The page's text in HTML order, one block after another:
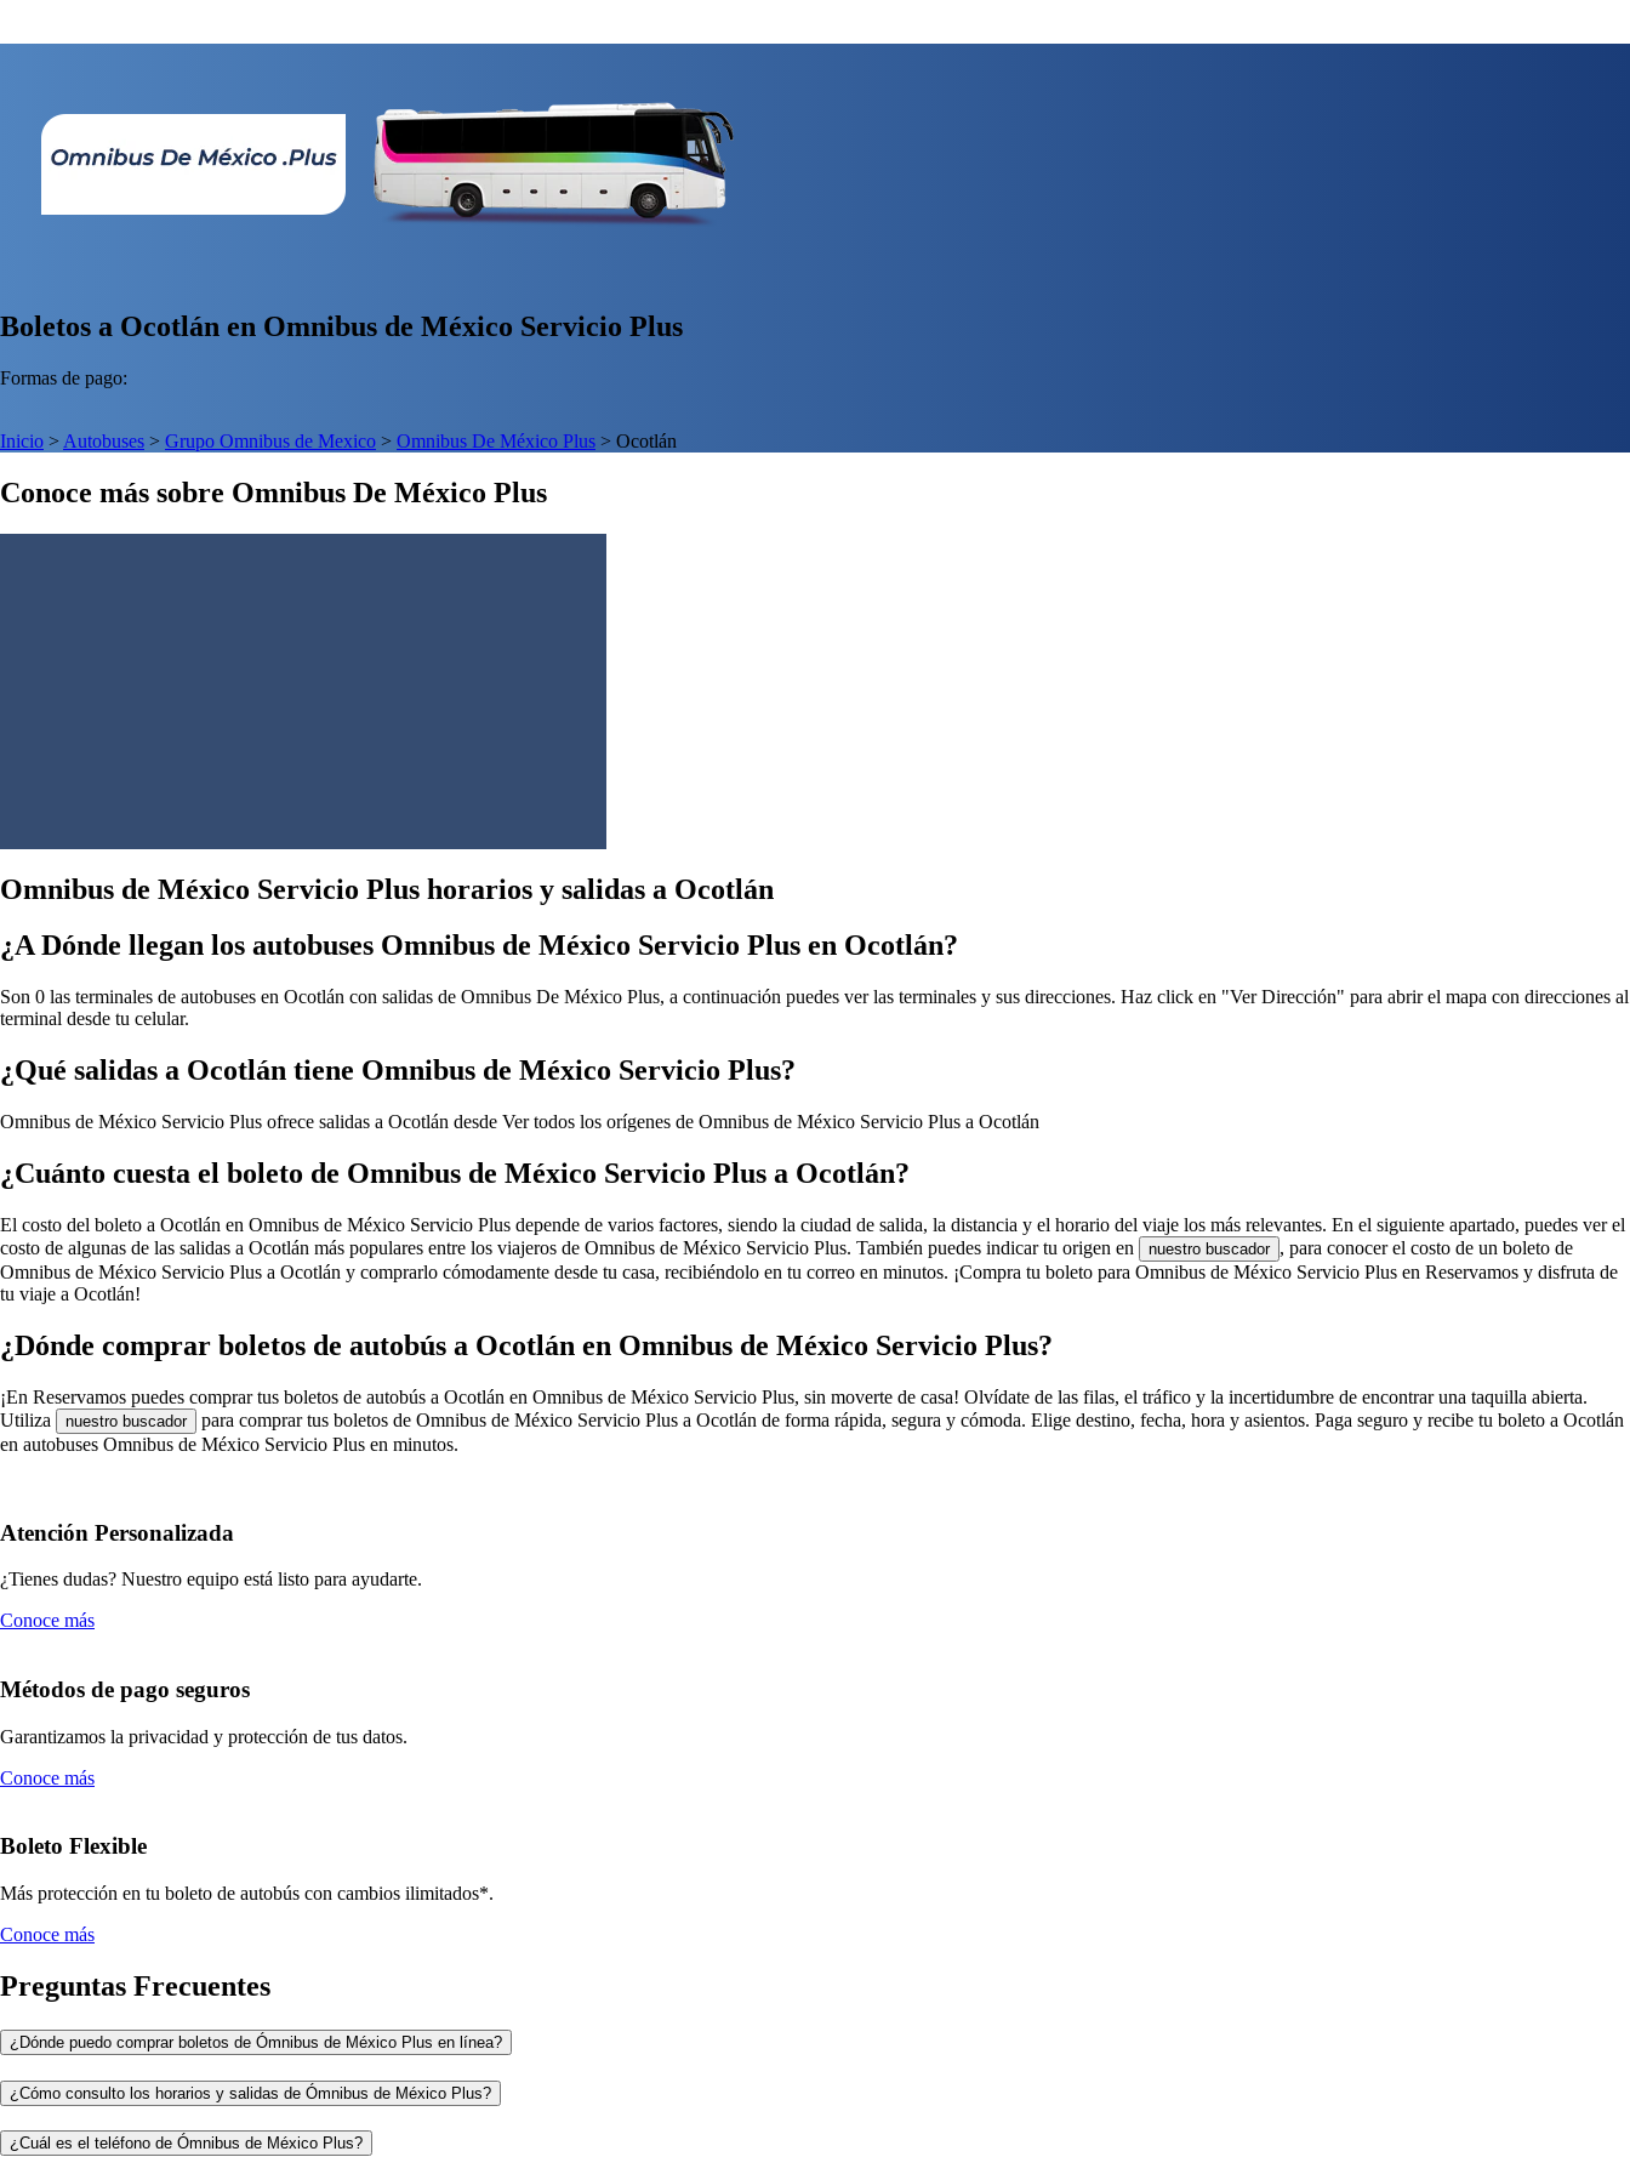
Boletos a Ocotlán en Omnibus de México Servicio Plus
Formas de pago:
Inicio > Autobuses > Grupo Omnibus de Mexico > Omnibus De México Plus > Ocotlán
Conoce más sobre Omnibus De México Plus
Omnibus de México Servicio Plus horarios y salidas a Ocotlán
¿A Dónde llegan los autobuses Omnibus de México Servicio Plus en Ocotlán?
Son 0 las terminales de autobuses en Ocotlán con salidas de Omnibus De México Plus, a continuación puedes ver las terminales y sus direcciones. Haz click en "Ver Dirección" para abrir el mapa con direcciones al
terminal desde tu celular.
¿Qué salidas a Ocotlán tiene Omnibus de México Servicio Plus?
Omnibus de México Servicio Plus ofrece salidas a Ocotlán desde Ver todos los orígenes de Omnibus de México Servicio Plus a Ocotlán
¿Cuánto cuesta el boleto de Omnibus de México Servicio Plus a Ocotlán?
El costo del boleto a Ocotlán en Omnibus de México Servicio Plus depende de varios factores, siendo la ciudad de salida, la distancia y el horario del viaje los más relevantes. En el siguiente apartado, puedes ver el
costo de algunas de las salidas a Ocotlán más populares entre los viajeros de Omnibus de México Servicio Plus. También puedes indicar tu origen en
nuestro buscador , para conocer el costo de un boleto de
Omnibus de México Servicio Plus a Ocotlán y comprarlo cómodamente desde tu casa, recibiéndolo en tu correo en minutos. ¡Compra tu boleto para Omnibus de México Servicio Plus en Reservamos y disfruta de
tu viaje a Ocotlán!
¿Dónde comprar boletos de autobús a Ocotlán en Omnibus de México Servicio Plus?
¡En Reservamos puedes comprar tus boletos de autobús a Ocotlán en Omnibus de México Servicio Plus, sin moverte de casa! Olvídate de las filas, el tráfico y la incertidumbre de encontrar una taquilla abierta.
Utiliza
nuestro buscador
para comprar tus boletos de Omnibus de México Servicio Plus a Ocotlán de forma rápida, segura y cómoda. Elige destino, fecha, hora y asientos. Paga seguro y recibe tu boleto a Ocotlán
en autobuses Omnibus de México Servicio Plus en minutos.
Atención Personalizada
¿Tienes dudas? Nuestro equipo está listo para ayudarte.
Conoce más
Métodos de pago seguros
Garantizamos la privacidad y protección de tus datos.
Conoce más
Boleto Flexible
Más protección en tu boleto de autobús con cambios ilimitados*.
Conoce más
Preguntas Frecuentes
¿Dónde puedo comprar boletos de Ómnibus de México Plus en línea?
¿Cómo consulto los horarios y salidas de Ómnibus de México Plus?
¿Cuál es el teléfono de Ómnibus de México Plus?